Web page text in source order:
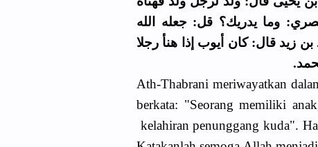
ﻭﻣﺎ ﻳﺪﺭﻳﻚ؟ ﻗﻞ: ﺟﻌﻠﻪ اﻟﻠﻪ
ﺯﻳﺪ ﻗﺎﻝ: ﻛﺎﻥ ﺃﻳﻮﺏ ﺇﺫا ﻫﻨﺄ ﺭﺟﻼ
Ath-Thabrani meriwayatkan
berkata: "Seorang memiliki
kelahiran penunggang kuda".